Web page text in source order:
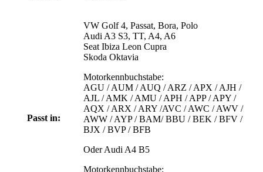
Passt in:
VW Golf 4, Passat, Bora, Polo
Audi A3 S3, TT, A4, A6
Seat Ibiza Leon Cupra
Skoda Oktavia
Motorkennbuchstabe:
AGU / AUM / AUQ / ARZ / APX / AJH /
AJL / AMK / AMU / APH / APP / APY /
AQX / ARX / ARY /AVC / AWC / AWV /
AWW / AYP / BAM/ BBU / BEK / BFV /
BJX / BVP / BFB
Oder Audi A4 B5
Motorkennbuchstabe: